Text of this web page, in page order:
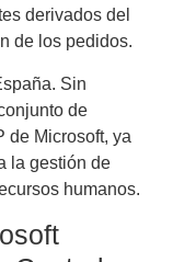
derivados del
de los pedidos.
. Sin
de
de Microsoft, ya
la gestión de
humanos.